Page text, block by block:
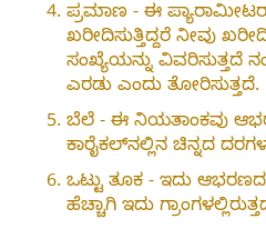
ಪ್ರಮಾಣ - ಈ
ಖರೀದಿಸುತ್ತಿದ್ದರೆ ನೀವು
ಸಂಖ್ಯೆಯನ್ನು ವಿವರಿಸುತ್ತದೆ
ಎರಡು ಎಂದು ತೋರಿಸುತ್ತದೆ.
ಬೆಲೆ - ಈ ನಿಯತಾಂಕವು
ಕಾರೈಕಲ್‌ನಲ್ಲಿನ ಚಿನ್ನದ
ಒಟ್ಟು ತೂಕ - ಇದು ಆಭರಣದ
ಹೆಚ್ಚಾಗಿ ಇದು